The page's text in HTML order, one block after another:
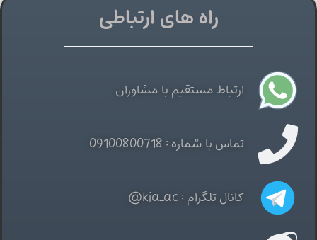
راه های ارتباطی
ارتباط مستقیم با مشاوران
تماس با شماره : 09100800718
کانال تلگرام : kia_ac@